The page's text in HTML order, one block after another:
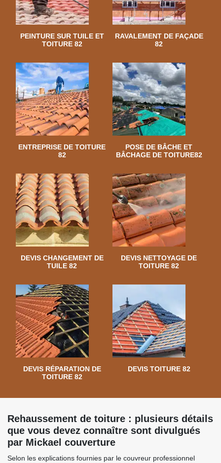
PEINTURE SUR TUILE ET
TOITURE 82
RAVALEMENT DE FAÇADE
82
ENTREPRISE DE TOITURE
82
POSE DE BÂCHE ET
BÂCHAGE DE TOITURE82
DEVIS CHANGEMENT DE
TUILE 82
DEVIS NETTOYAGE DE
TOITURE 82
DEVIS RÉPARATION DE
TOITURE 82
DEVIS TOITURE 82
Rehaussement de toiture : plusieurs détails
que vous devez connaître sont divulgués
par Mickael couverture
Selon les explications fournies par le couvreur professionnel